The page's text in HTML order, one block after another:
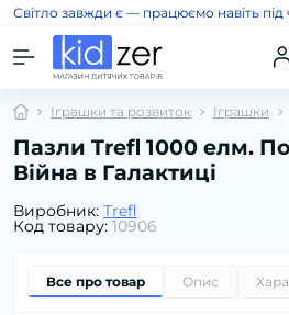
Світло завжди є — працюємо навіть під
Іграшки та розвиток Іграшки
Пазли Trefl 1000 елм.
Війна в Галактиці
Виробник: Trefl
Код товару: 10906
Все про товар Опис